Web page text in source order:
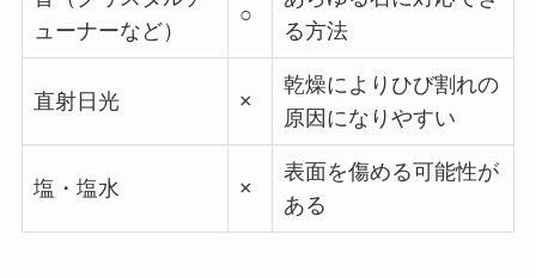
ューナーなど）
○
る方法
直射日光 ×
乾燥によりひび割れの
原因になりやすい
塩・塩水 ×
表面を傷める可能性が
ある